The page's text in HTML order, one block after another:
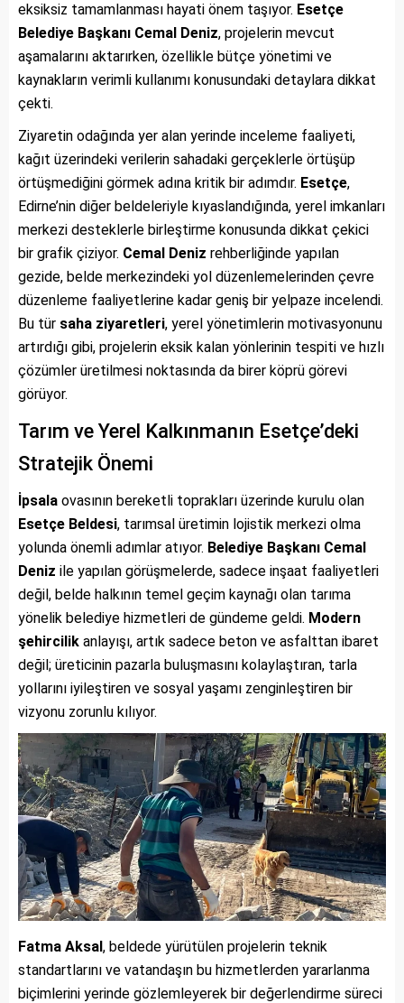
eksiksiz tamamlanması hayati önem taşıyor. Esetçe
Belediye Başkanı Cemal Deniz, projelerin mevcut
aşamalarını aktarırken, özellikle bütçe yönetimi ve
kaynakların verimli kullanımı konusundaki detaylara dikkat
çekti.
Ziyaretin odağında yer alan yerinde inceleme faaliyeti,
kağıt üzerindeki verilerin sahadaki gerçeklerle örtüşüp
örtüşmediğini görmek adına kritik bir adımdır. Esetçe,
Edirne’nin diğer beldeleriyle kıyaslandığında, yerel imkanları
merkezi desteklerle birleştirme konusunda dikkat çekici
bir grafik çiziyor. Cemal Deniz rehberliğinde yapılan
gezide, belde merkezindeki yol düzenlemelerinden çevre
düzenleme faaliyetlerine kadar geniş bir yelpaze incelendi.
Bu tür saha ziyaretleri, yerel yönetimlerin motivasyonunu
artırdığı gibi, projelerin eksik kalan yönlerinin tespiti ve hızlı
çözümler üretilmesi noktasında da birer köprü görevi
görüyor.
Tarım ve Yerel Kalkınmanın Esetçe’deki
Stratejik Önemi
İpsala ovasının bereketli toprakları üzerinde kurulu olan
Esetçe Beldesi, tarımsal üretimin lojistik merkezi olma
yolunda önemli adımlar atıyor. Belediye Başkanı Cemal
Deniz ile yapılan görüşmelerde, sadece inşaat faaliyetleri
değil, belde halkının temel geçim kaynağı olan tarıma
yönelik belediye hizmetleri de gündeme geldi. Modern
şehircilik anlayışı, artık sadece beton ve asfalttan ibaret
değil; üreticinin pazarla buluşmasını kolaylaştıran, tarla
yollarını iyileştiren ve sosyal yaşamı zenginleştiren bir
vizyonu zorunlu kılıyor.
Fatma Aksal, beldede yürütülen projelerin teknik
standartlarını ve vatandaşın bu hizmetlerden yararlanma
biçimlerini yerinde gözlemleyerek bir değerlendirme süreci